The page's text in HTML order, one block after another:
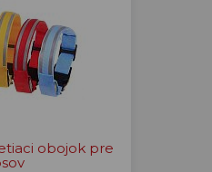
obojok pre